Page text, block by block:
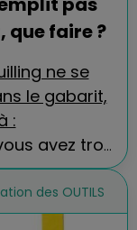
faire ?
ne se
le gabarit,
:
avez trop
de
souplesse.
des OUTILS